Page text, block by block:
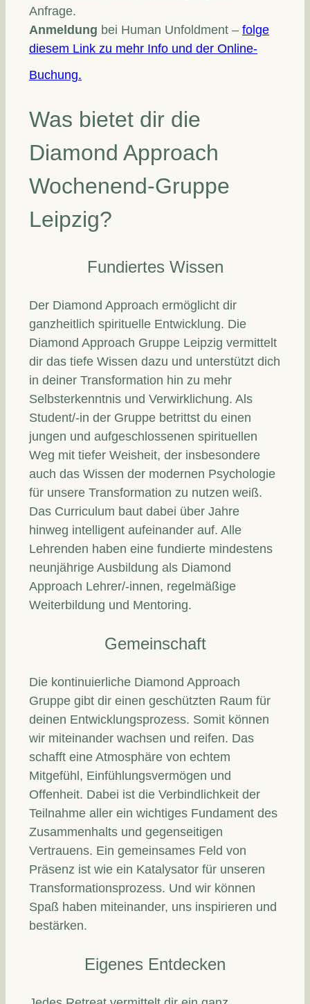
Anfrage.
Anmeldung bei Human Unfoldment – folge
diesem Link zu mehr Info und der Online-
Buchung.
Was bietet dir die
Diamond Approach
Wochenend-Gruppe
Leipzig?
Fundiertes Wissen
Der Diamond Approach ermöglicht dir
ganzheitlich spirituelle Entwicklung. Die
Diamond Approach Gruppe Leipzig vermittelt
dir das tiefe Wissen dazu und unterstützt dich
in deiner Transformation hin zu mehr
Selbsterkenntnis und Verwirklichung. Als
Student/-in der Gruppe betrittst du einen
jungen und aufgeschlossenen spirituellen
Weg mit tiefer Weisheit, der insbesondere
auch das Wissen der modernen Psychologie
für unsere Transformation zu nutzen weiß.
Das Curriculum baut dabei über Jahre
hinweg intelligent aufeinander auf. Alle
Lehrenden haben eine fundierte mindestens
neunjährige Ausbildung als Diamond
Approach Lehrer/-innen, regelmäßige
Weiterbildung und Mentoring.
Gemeinschaft
Die kontinuierliche Diamond Approach
Gruppe gibt dir einen geschützten Raum für
deinen Entwicklungsprozess. Somit können
wir miteinander wachsen und reifen. Das
schafft eine Atmosphäre von echtem
Mitgefühl, Einfühlungsvermögen und
Offenheit. Dabei ist die Verbindlichkeit der
Teilnahme aller ein wichtiges Fundament des
Zusammenhalts und gegenseitigen
Vertrauens. Ein gemeinsames Feld von
Präsenz ist wie ein Katalysator für unseren
Transformationsprozess. Und wir können
Spaß haben miteinander, uns inspirieren und
bestärken.
Eigenes Entdecken